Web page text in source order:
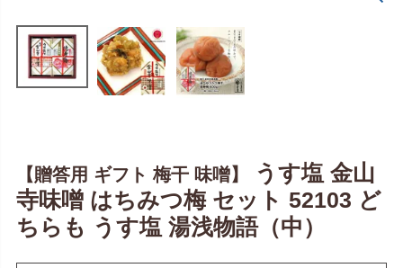
【贈答用 ギフト 梅干 味噌】
うす塩 金山
寺味噌 はちみつ梅 セット 52103 ど
ちらも うす塩 湯浅物語（中）